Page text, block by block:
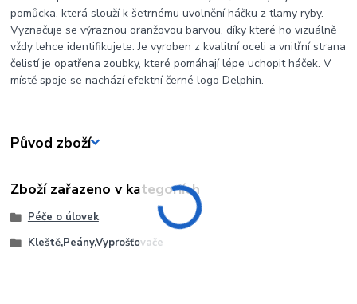
pomůcka, která slouží k šetrnému uvolnění háčku z tlamy ryby.
Vyznačuje se výraznou oranžovou barvou, díky které ho vizuálně
vždy lehce identifikujete. Je vyroben z kvalitní oceli a vnitřní strana
čelistí je opatřena zoubky, které pomáhají lépe uchopit háček. V
místě spoje se nachází efektní černé logo Delphin.
Původ zboží
Zboží zařazeno v kategoriích
Péče o úlovek
Kleště,Peány,Vyprošťovače